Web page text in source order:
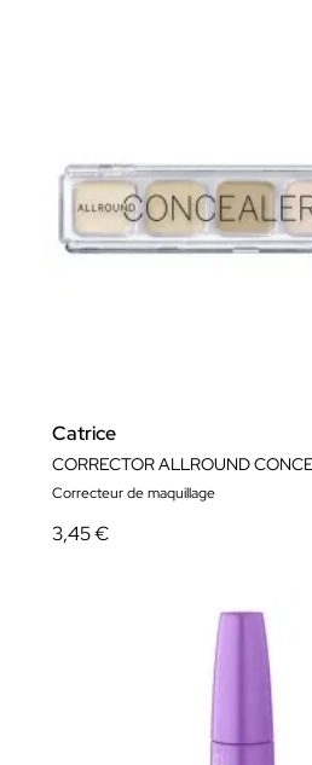
Catrice
CORRECTOR ALLROUND
Correcteur de maquillage
3,45 €